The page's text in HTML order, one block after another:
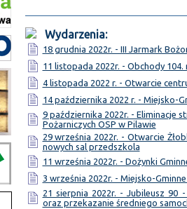
Wydarzenia:
18 grudnia 2022r. - III Jarmark
11 listopada 2022r. - Obchody
4 listopada 2022 r. - Otwarcie
14 października 2022 r. - Miejsko-
9 października 2022r. - Eliminacje
Pożarniczych OSP w Pilawie
29 września 2022r. - Otwarcie
nowych sal przedszkola
11 września 2022r. - Dożynki
3 września 2022r. - Miejsko-
21 sierpnia 2022r. - Jubileusz 90
oraz przekazanie średniego